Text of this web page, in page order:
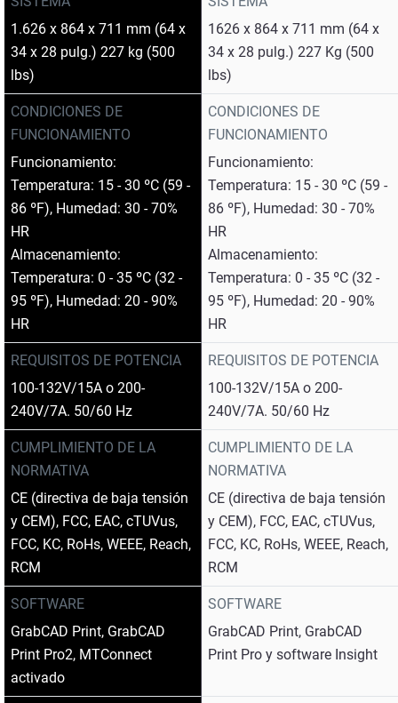
1.626 x 864 x 711 mm (64 x
34 x 28 pulg.) 227 kg (500
lbs)
CONDICIONES DE
FUNCIONAMIENTO
Funcionamiento:
Temperatura: 15 - 30 ºC (59 -
86 ºF), Humedad: 30 - 70%
HR
Almacenamiento:
Temperatura: 0 - 35 ºC (32 -
95 ºF), Humedad: 20 - 90%
HR
REQUISITOS DE POTENCIA
100-132V/15A o 200-
240V/7A. 50/60 Hz
CUMPLIMIENTO DE LA
NORMATIVA
CE (directiva de baja tensión
y CEM), FCC, EAC, cTUVus,
FCC, KC, RoHs, WEEE, Reach,
RCM
SOFTWARE
GrabCAD Print, GrabCAD
Print Pro2, MTConnect
activado
1626 x 864 x 711 mm (64 x
34 x 28 pulg.) 227 Kg (500
lbs)
CONDICIONES DE
FUNCIONAMIENTO
Funcionamiento:
Temperatura: 15 - 30 ºC (59 -
86 ºF), Humedad: 30 - 70%
HR
Almacenamiento:
Temperatura: 0 - 35 ºC (32 -
95 ºF), Humedad: 20 - 90%
HR
REQUISITOS DE POTENCIA
100-132V/15A o 200-
240V/7A. 50/60 Hz
CUMPLIMIENTO DE LA
NORMATIVA
CE (directiva de baja tensión
y CEM), FCC, EAC, cTUVus,
FCC, KC, RoHs, WEEE, Reach,
RCM
SOFTWARE
GrabCAD Print, GrabCAD
Print Pro y software Insight